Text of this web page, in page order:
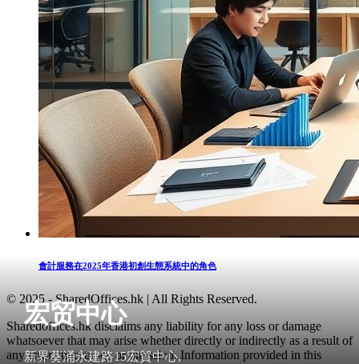
宏贸中心
新界葵涌永建路15宏貿中心,
會計服務在2025年香港初創生態系統中的角色
© 2025 - SharedOffices.hk | All Rights Reserved.
Sharedoffices.hk disclaims any liability for any loss or damage
whatsoever that may arise whether directly or indirectly as a result of
any error, inaccuracy or omission. Information provided in this